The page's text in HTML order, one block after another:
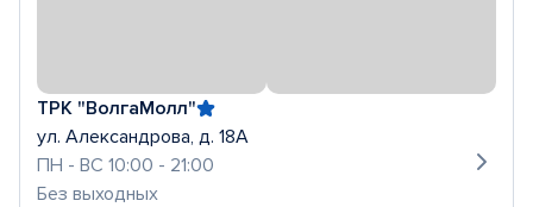
ТРК "ВолгаМолл"
ул. Александрова, д. 18А
ПН - ВС 10:00 - 21:00
Без выходных